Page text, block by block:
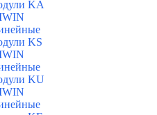
KA
KS
KU